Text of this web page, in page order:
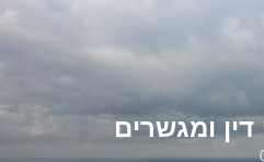
דין ומגשרים